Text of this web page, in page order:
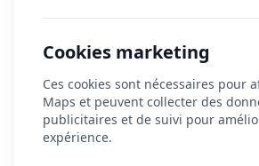
À propos
Actualités
vélos couchés et tricycles
alliant confort,
innovation. Une référence
disponible chez Marconnet
Cookies marketing
Ces cookies sont nécessaires pour
Maps et peuvent collecter des
publicitaires et de suivi pour
expérience.